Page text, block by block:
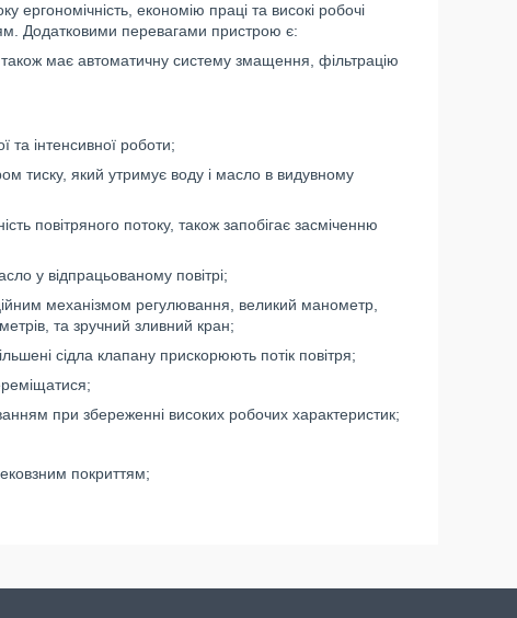
економію праці та високі робочі
Додатковими перевагами пристрою є:
має автоматичну систему змащення, фільтрацію
інтенсивної роботи;
тиску, який утримує воду і масло в видувному
повітряного потоку, також запобігає засміченню
у відпрацьованому повітрі;
механізмом регулювання, великий манометр,
та зручний зливний кран;
сідла клапану прискорюють потік повітря;
при збереженні високих робочих характеристик;
покриттям;